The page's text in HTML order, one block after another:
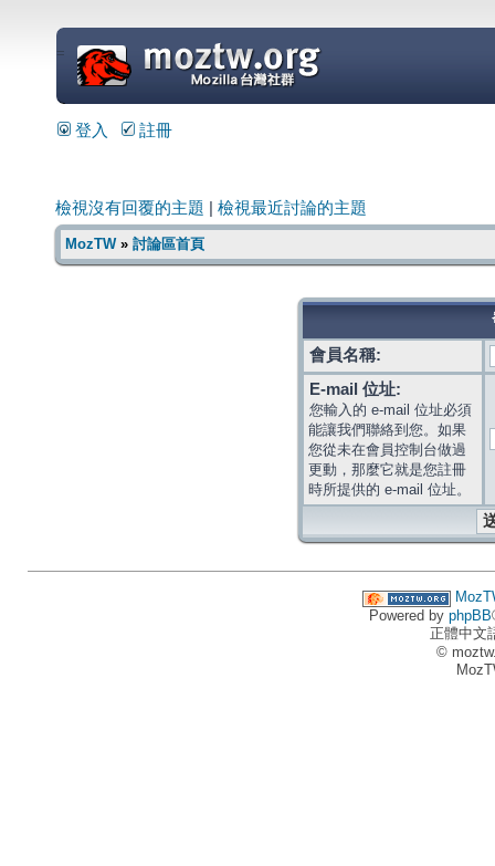
=
登入 註冊
檢視沒有回覆的主題 檢視最近討論的主題
MozTW» 討論區首頁
會員名稱:
E-mail 位址:
您輸入的 e-mail 位址必須
能讓我們聯絡到您。如果
您從未在會員控制台做過
更動，那麼它就是您註冊
時所提供的 e-mail 位址。
Powered by phpBB
正體中文
©